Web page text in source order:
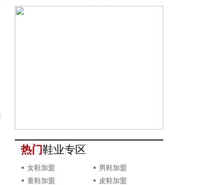
撞款了？
热门鞋业专区
女鞋加盟
男鞋加盟
童鞋加盟
皮鞋加盟